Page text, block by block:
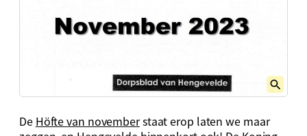
De Höfte van novemberstaat erop laten we maar